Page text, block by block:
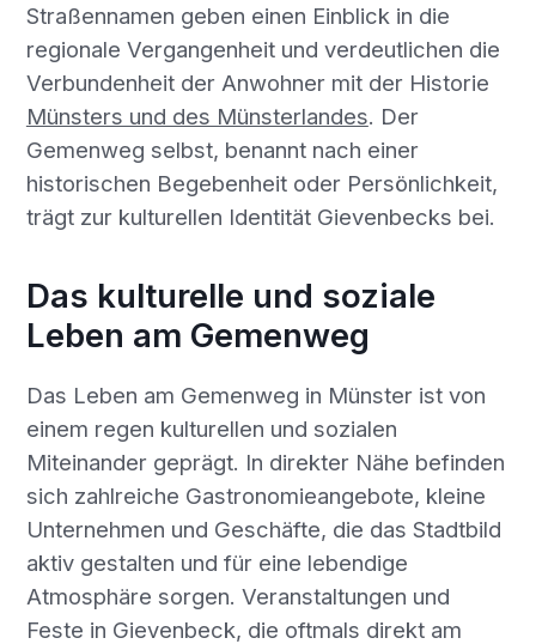
Straßennamen geben einen Einblick in die
regionale Vergangenheit und verdeutlichen die
Verbundenheit der Anwohner mit der Historie
Münsters und des Münsterlandes. Der
Gemenweg selbst, benannt nach einer
historischen Begebenheit oder Persönlichkeit,
trägt zur kulturellen Identität Gievenbecks bei.
Das kulturelle und soziale
Leben am Gemenweg
Das Leben am Gemenweg in Münster ist von
einem regen kulturellen und sozialen
Miteinander geprägt. In direkter Nähe befinden
sich zahlreiche Gastronomieangebote, kleine
Unternehmen und Geschäfte, die das Stadtbild
aktiv gestalten und für eine lebendige
Atmosphäre sorgen. Veranstaltungen und
Feste in Gievenbeck, die oftmals direkt am